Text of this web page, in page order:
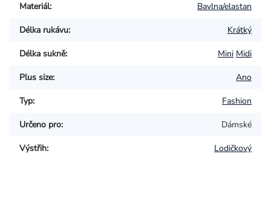
Materiál: Bavlna/elastan
Délka rukávu: Krátký
Délka sukně: Mini Midi
Plus size: Ano
Typ: Fashion
Určeno pro: Dámské
Výstřih: Lodičkový